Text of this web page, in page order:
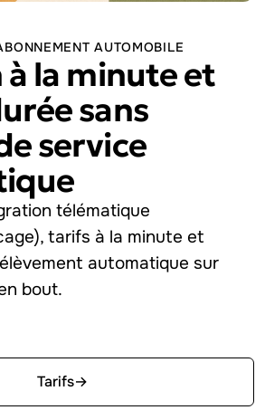
AUTOMOBILE
à la minute et
sans
service
télématique
tarifs à la minute et
automatique sur
bout.
Tarifs→